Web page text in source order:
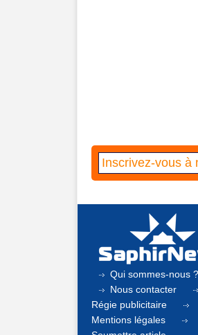
Qui sommes-nous ?
Nous contacter
Régie publicitaire
Mentions légales